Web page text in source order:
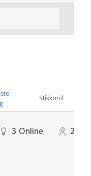
Stikkord
3 Online 261